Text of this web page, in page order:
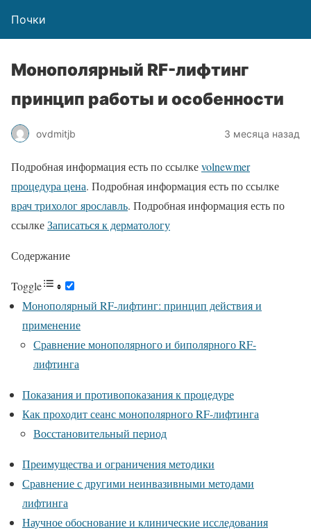
Почки
Монополярный RF-лифтинг
принцип работы и особенности
ovdmitjb 3 месяца назад
Подробная информация есть по ссылкеvolnewmer
процедура цена. Подробная информация есть по ссылке
врач трихолог ярославль. Подробная информация есть по
ссылкеЗаписаться к дерматологу
Содержание
Toggle
Монополярный RF-лифтинг: принцип действия и
применение
Сравнение монополярного и биполярного RF-
лифтинга
Показания и противопоказания к процедуре
Как проходит сеанс монополярного RF-лифтинга
Восстановительный период
Преимущества и ограничения методики
Сравнение с другими неинвазивными методами
лифтинга
Научное обоснование и клинические исследования